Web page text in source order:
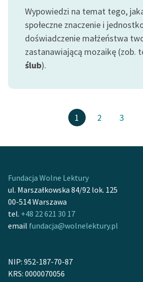
Wypowiedzi na temat tego,
społeczne znaczenie i
doświadczenie małżeństwa
zastanawiającą mozaikę (zob.
ślub).
1 2 3
Fundacja Wolne Lektury
ul. Marszałkowska 84/92 lok. 125
00-514 Warszawa
tel. +48 22 621 30 17
email fundacja@wolnelektury.pl
NIP: 952-187-70-87
KRS: 0000070056